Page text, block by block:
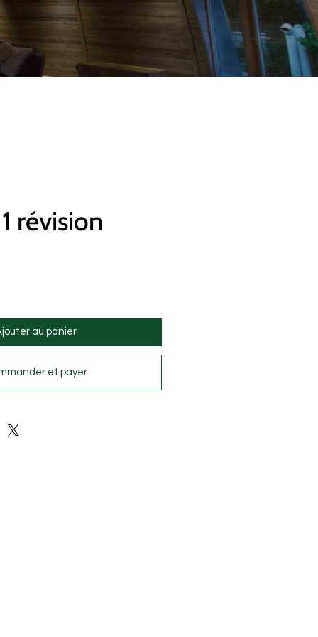
révision
au panier
et payer